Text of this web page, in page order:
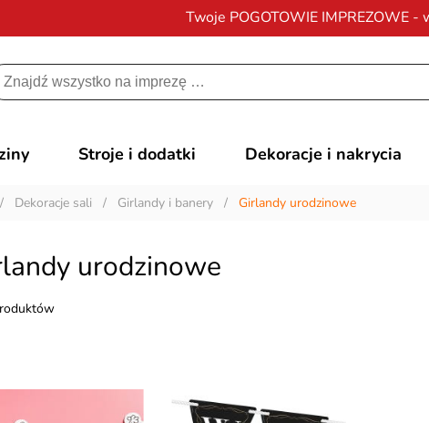
Twoje POGOTOWIE IMPREZOWE -
Darmowa dostawana
Stroje i dodatki Dekoracje i nakrycia
Dekoracje sali / Girlandy i banery / Girlandy urodzinowe
urodzinowe